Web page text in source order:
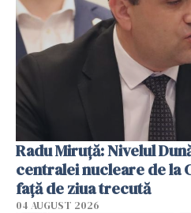
Radu Miruţă: Nivelul
centralei nucleare de la
faţă de ziua trecută
04 AUGUST 2026